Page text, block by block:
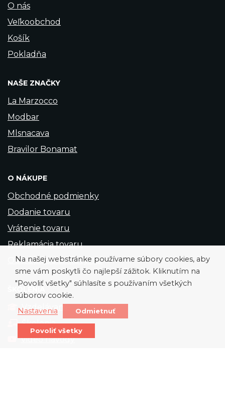
O nás
Veľkoobchod
Košík
Pokladňa
NAŠE ZNAČKY
La Marzocco
Modbar
Mlsnacava
Bravilor Bonamat
O NÁKUPE
Obchodné podmienky
Dodanie tovaru
Vrátenie tovaru
Reklamácia tovaru
Odstúpiť od zmluvy TU
Vzdelávanie
Školenia
Video návody
Na našej webstránke používame súbory cookies, aby
sme vám poskytli čo najlepší zážitok. Kliknutím na
"Povoliť všetky" súhlasíte s používaním všetkých
súborov cookie.
Nastavenia
Odmietnuť
Povoliť všetky